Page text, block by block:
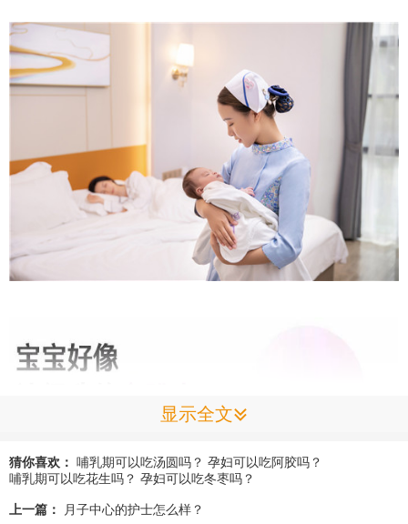
显示全文
护士李洁，是爱帝宫里的公认的“爱宝宝”。每每提到宝宝时，她
猜你喜欢： 哺乳期可以吃汤圆吗？ 孕妇可以吃阿胶吗？
哺乳期可以吃花生吗？ 孕妇可以吃冬枣吗？
上一篇： 月子中心的护士怎么样？